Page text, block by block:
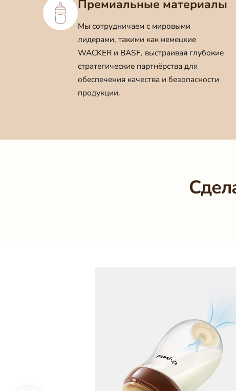
Премиальные материалы
Мы сотрудничаем с мировыми
лидерами, такими как немецкие
WACKER и BASF, выстраивая глубокие
стратегические партнёрства для
обеспечения качества и безопасности
продукции.